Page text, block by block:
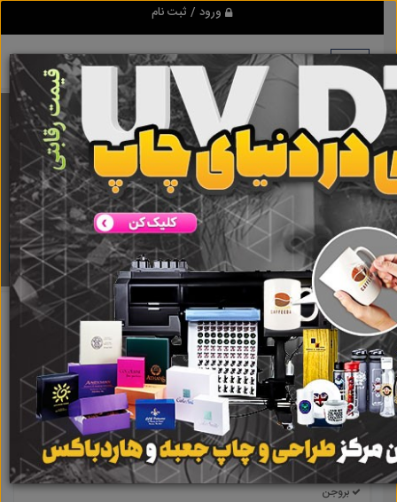
ورود / ثبت نام
برنامه اندروید ابزاریراق
مرجع نیازمندیهای ابزار و یراق آلات عمومی و صنعتی
دانلود
چهار محال و بختیاری
اردل
آلونی
باباحیدر
بروجن